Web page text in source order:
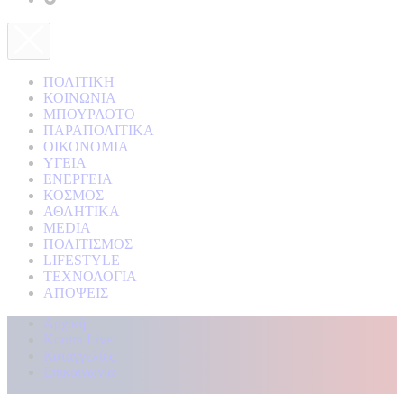
ΠΟΛΙΤΙΚΗ
ΚΟΙΝΩΝΙΑ
ΜΠΟΥΡΛΟΤΟ
ΠΑΡΑΠΟΛΙΤΙΚΑ
ΟΙΚΟΝΟΜΙΑ
ΥΓΕΙΑ
ΕΝΕΡΓΕΙΑ
ΚΟΣΜΟΣ
ΑΘΛΗΤΙΚΑ
MEDIA
ΠΟΛΙΤΙΣΜΟΣ
LIFESTYLE
ΤΕΧΝΟΛΟΓΙΑ
ΑΠΟΨΕΙΣ
Αρχική
Kontra Live
Καταγγελίες
Επικοινωνία